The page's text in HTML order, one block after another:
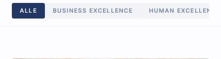
ALLE BUSINESS EXCELLENCE HUMAN EXCELLENCE